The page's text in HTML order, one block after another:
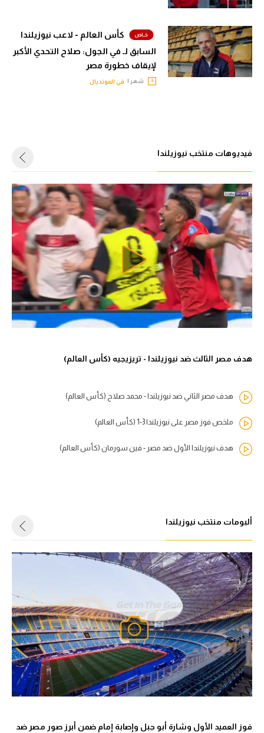
كويز في الجول
فيديو في الجول
كأس العالم - لاعب نيوزيلندا
السابق لـ في الجول: صلاح التحدي الأكبر
لإيقاف خطورة مصر
شهر | في المونديال
فيديوهات منتخب نيوزيلندا
هدف مصر الثالث ضد نيوزيلندا - تريزيجيه (كأس العالم)
هدف مصر الثاني ضد نيوزيلندا - محمد صلاح (كأس العالم)
ملخص فوز مصر على نيوزيلندا 3-1 (كأس العالم)
هدف نيوزيلندا الأول ضد مصر - فين سورمان (كأس العالم)
ألبومات منتخب نيوزيلندا
فوز العميد الأول وشارة أبو جبل وإصابة إمام ضمن أبرز صور مصر ضد